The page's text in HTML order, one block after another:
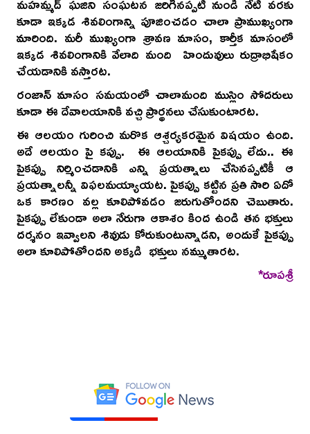
కూడా ఇక్కడ శివలింగాన్ని పూజించడం చాలా ప్రాముఖ్యంగా
మారింది. మరీ ముఖ్యంగా శ్రావణ మాసం, కార్తీక మాసంలో
ఇక్కడ శివలింగానికి వేలాది మంది హిందువులు రుద్రాభిషేకం
చేయడానికి వస్తారట.
రంజాన్ మాసం సమయంలో చాలామంది ముస్లిం సోదరులు
కూడా ఈ దేవాలయానికి వచ్చి ప్రార్థనలు చేసుకుంటారట.
ఈ ఆలయం గురించి మరొక ఆశ్చర్యకరమైన విషయం ఉంది.
అదే ఆలయం పై కప్పు. ఈ ఆలయానికి పైకప్పు లేదు.. ఈ
పైకప్పు నిర్మించడానికి ఎన్ని ప్రయత్నాలు చేసినప్పటికీ ఆ
ప్రయత్నాలన్నీ విఫలమయ్యాయట. పైకప్పు కట్టిన ప్రతి సారి ఏదో
ఒక కారణం వల్ల కూలిపోవడం జరుగుతోందని చెబుతారు.
పైకప్పు లేకుండా అలా నేరుగా ఆకాశం కింద ఉండి తన భక్తులు
దర్శనం ఇవ్వాలని శివుడు కోరుకుంటున్నాడని, అందుకే పైకప్పు
అలా కూలిపోతోందని అక్కడి భక్తులు నమ్ముతారట.
*రూపశ్రీ